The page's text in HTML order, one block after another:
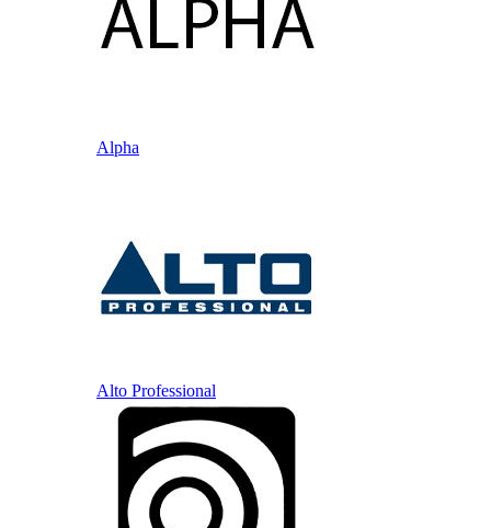
Alpha
Alto Professional